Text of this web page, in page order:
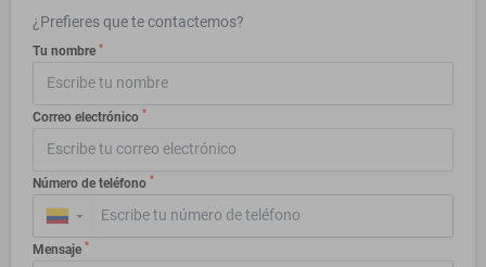
¿Prefieres que te contactemos?
Tu nombre *
Correo electrónico *
Número de teléfono *
▼
Mensaje *